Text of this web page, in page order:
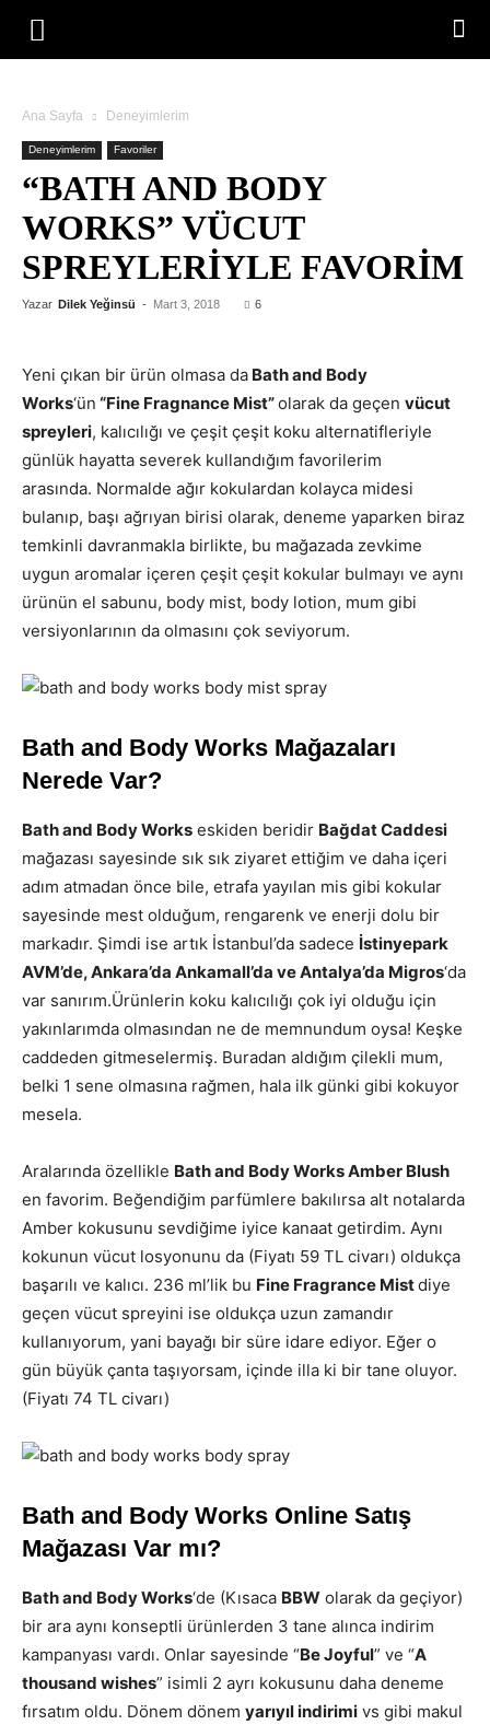
Ana Sayfa Deneyimlerim
Deneyimlerim Favoriler
“BATH AND BODY
WORKS” VÜCUT
SPREYLERIYLE FAVORIM
Yazar Dilek Yeğinsü - Mart 3, 2018 6
Yeni çıkan bir ürün olmasa da Bath and Body
Works‘ün “Fine Fragnance Mist”olarak da geçen vücut
spreyleri, kalıcılığı ve çeşit çeşit koku alternatifleriyle
günlük hayatta severek kullandığım favorilerim
arasında. Normalde ağır kokulardan kolayca midesi
bulanıp, başı ağrıyan birisi olarak, deneme yaparken biraz
temkinli davranmakla birlikte, bu mağazada zevkime
uygun aromalar içeren çeşit çeşit kokular bulmayı ve aynı
ürünün el sabunu, body mist, body lotion, mum gibi
versiyonlarının da olmasını çok seviyorum.
Bath and Body Works Mağazaları
Nerede Var?
Bath and Body Works eskiden beridir Bağdat Caddesi
mağazası sayesinde sık sık ziyaret ettiğim ve daha içeri
adım atmadan önce bile, etrafa yayılan mis gibi kokular
sayesinde mest olduğum, rengarenk ve enerji dolu bir
markadır. Şimdi ise artık İstanbul’da sadece İstinyepark
AVM’de, Ankara’da Ankamall’da ve Antalya’da Migros‘da
var sanırım.Ürünlerin koku kalıcılığı çok iyi olduğu için
yakınlarımda olmasından ne de memnundum oysa! Keşke
caddeden gitmeselermiş. Buradan aldığım çilekli mum,
belki 1 sene olmasına rağmen, hala ilk günki gibi kokuyor
mesela.
Aralarında özellikle Bath and Body Works Amber Blush
en favorim. Beğendiğim parfümlere bakılırsa alt notalarda
Amber kokusunu sevdiğime iyice kanaat getirdim. Aynı
kokunun vücut losyonunu da (Fiyatı 59 TL civarı) oldukça
başarılı ve kalıcı. 236 ml’lik bu Fine Fragrance Mistdiye
geçen vücut spreyini ise oldukça uzun zamandır
kullanıyorum, yani bayağı bir süre idare ediyor. Eğer o
gün büyük çanta taşıyorsam, içinde illa ki bir tane oluyor.
(Fiyatı 74 TL civarı)
Bath and Body Works Online Satış
Mağazası Var mı?
Bath and Body Works‘de (Kısaca BBW olarak da geçiyor)
bir ara aynı konseptli ürünlerden 3 tane alınca indirim
kampanyası vardı. Onlar sayesinde “Be Joyful” ve “A
thousand wishes” isimli 2 ayrı kokusunu daha deneme
fırsatım oldu. Dönem dönem yarıyıl indirimi vs gibi makul